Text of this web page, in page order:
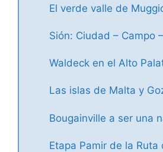
El verde valle de
Sión: Ciudad – Campo
Waldeck en el Alto
Las islas de Malta y
Bougainville a ser una
Etapa Pamir de la Ruta